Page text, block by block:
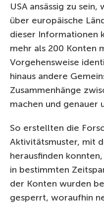
USA ansässig zu
über europäische
dieser Informationen
mehr als 200 Konten
Vorgehensweise
hinaus andere
Zusammenhänge
machen und genauer
So erstellten die
Aktivitätsmuster, mit
herausfinden
in bestimmten
der Konten wurden
gesperrt, woraufhin